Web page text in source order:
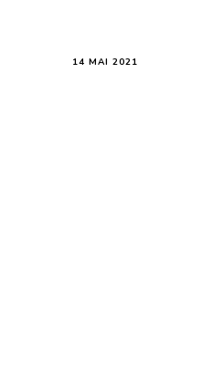
14 MAI 2021